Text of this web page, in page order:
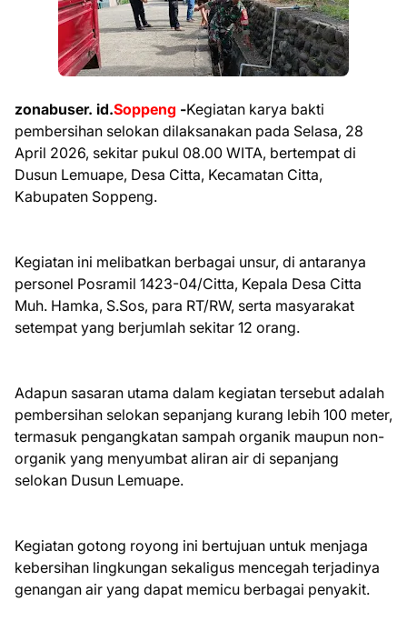
zonabuser. id.Soppeng -Kegiatan karya bakti
pembersihan selokan dilaksanakan pada Selasa, 28
April 2026, sekitar pukul 08.00 WITA, bertempat di
Dusun Lemuape, Desa Citta, Kecamatan Citta,
Kabupaten Soppeng.
Kegiatan ini melibatkan berbagai unsur, di antaranya
personel Posramil 1423-04/Citta, Kepala Desa Citta
Muh. Hamka, S.Sos, para RT/RW, serta masyarakat
setempat yang berjumlah sekitar 12 orang.
Adapun sasaran utama dalam kegiatan tersebut adalah
pembersihan selokan sepanjang kurang lebih 100 meter,
termasuk pengangkatan sampah organik maupun non-
organik yang menyumbat aliran air di sepanjang
selokan Dusun Lemuape.
Kegiatan gotong royong ini bertujuan untuk menjaga
kebersihan lingkungan sekaligus mencegah terjadinya
genangan air yang dapat memicu berbagai penyakit.